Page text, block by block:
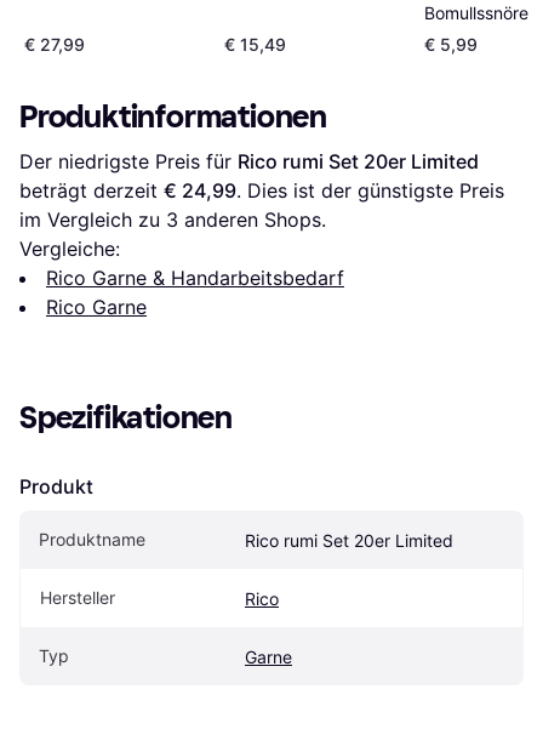
€ 27,99 € 15,49
Bomullssnöre
Mixade
meter
€ 5,99
Produktinformationen
Der niedrigste Preis für Rico rumi Set 20er Limited
beträgt derzeit € 24,99. Dies ist der günstigste Preis
im Vergleich zu 3 anderen Shops.
Vergleiche:
Rico Garne & Handarbeitsbedarf
Rico Garne
Spezifikationen
Produkt
Produktname Rico rumi Set 20er Limited
Hersteller Rico
Typ Garne